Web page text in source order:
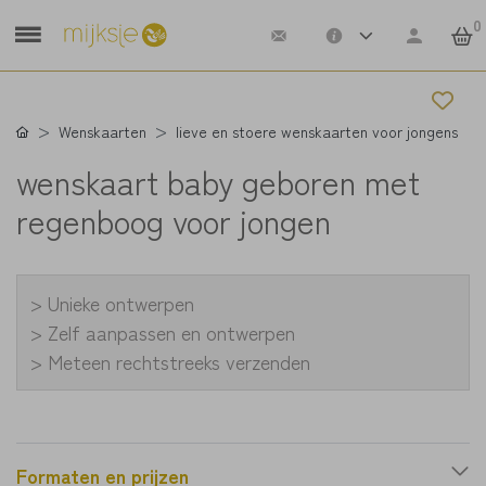
0
Wenskaarten lieve en stoere wenskaarten voor jongens
wenskaart baby geboren met
regenboog voor jongen
> Unieke ontwerpen
> Zelf aanpassen en ontwerpen
> Meteen rechtstreeks verzenden
Formaten en prijzen